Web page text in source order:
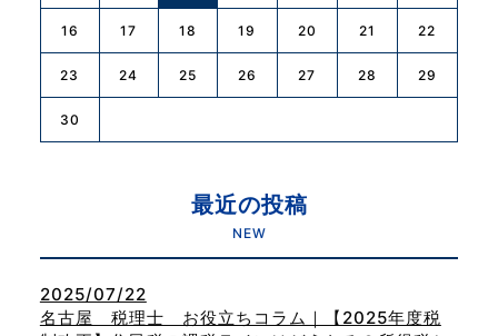
16 17 18 19 20 21 22
23 24 25 26 27 28 29
30
最近の投稿
NEW
2025/07/22
名古屋 税理士 お役立ちコラム｜【2025年度税